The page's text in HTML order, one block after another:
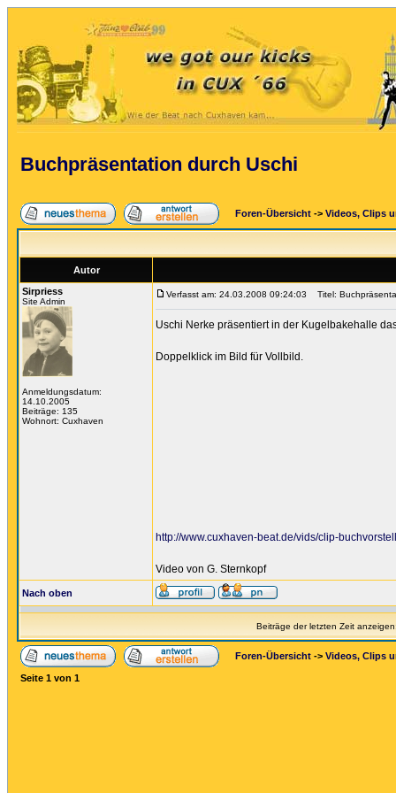
Buchpräsentation durch Uschi
Foren-Übersicht -> Videos, Clips
Autor
Sirpriess
Site Admin
Anmeldungsdatum:
14.10.2005
Beiträge: 135
Wohnort: Cuxhaven
Verfasst am: 24.03.2008 09:24:03 Titel:
Uschi Nerke präsentiert in der Kugelbakehalle
Doppelklick im Bild für Vollbild.
http://www.cuxhaven-beat.de/vids/clip-
Video von G. Sternkopf
Nach oben
Beiträge der letzten Zeit
Foren-Übersicht -> Videos, Clips
Seite 1 von 1